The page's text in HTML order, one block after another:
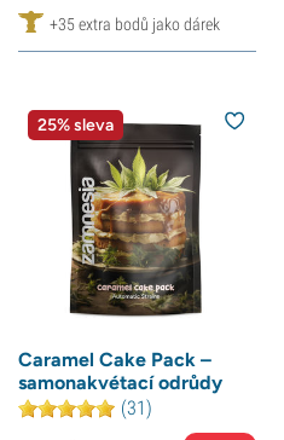
+35 extra bodů jako dárek
25% sleva
Caramel Cake Pack –
samonakvétací odrůdy
(31)